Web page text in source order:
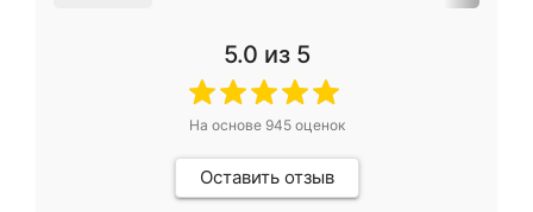
5.0 из 5
На основе 945оценок
Оставить отзыв